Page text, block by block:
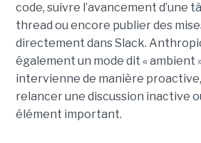
code, suivre l’avancement d’une
thread ou encore publier des
directement dans Slack.
également un mode dit « ambient
intervienne de manière
relancer une discussion inactive
élément important.